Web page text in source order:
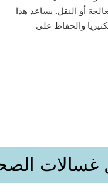
أو النقل. يساعد هذا
والحفاظ على
غسالات